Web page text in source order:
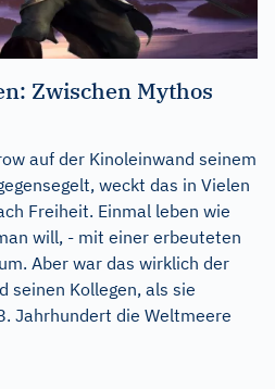
Zwischen Mythos
auf der Kinoleinwand seinem
weckt das in Vielen
Freiheit. Einmal leben wie
will, - mit einer erbeuteten
Aber war das wirklich der
seinen Kollegen, als sie
Jahrhundert die Weltmeere